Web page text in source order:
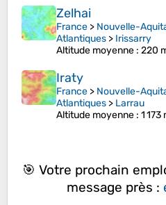
Zelhai
France > Nouvelle-
Atlantiques > Irissarry
Altitude moyenne : 220
Iraty
France > Nouvelle-
Atlantiques > Larrau
Altitude moyenne : 1 173
🎯 Votre prochain
message près :